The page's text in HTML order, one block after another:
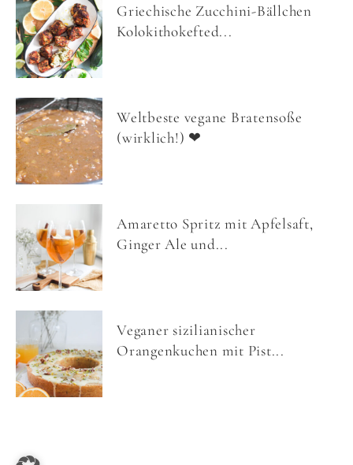
Griechische Zucchini-Bällchen
Kolokithokefted...
Weltbeste vegane Bratensoße
(wirklich!) ❤
Amaretto Spritz mit Apfelsaft,
Ginger Ale und...
Veganer sizilianischer
Orangenkuchen mit Pist...